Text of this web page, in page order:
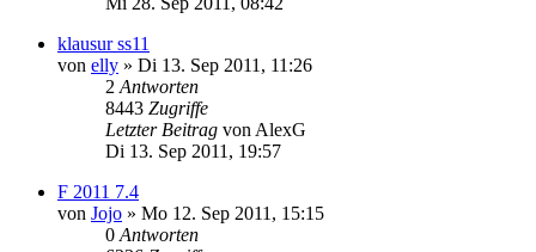
klausur ss11
von elly » Di 13. Sep 2011, 11:26
2 Antworten
8443 Zugriffe
Letzter Beitrag von AlexG
Di 13. Sep 2011, 19:57
F 2011 7.4
von Jojo » Mo 12. Sep 2011, 15:15
0 Antworten